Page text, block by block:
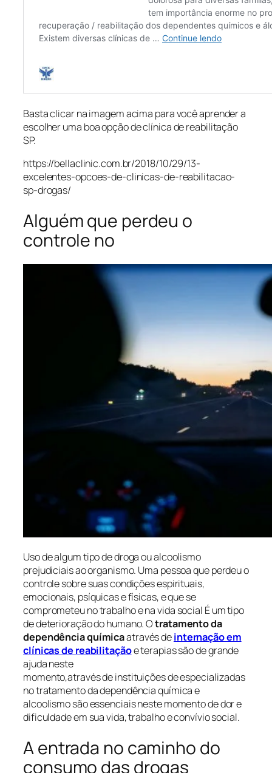
Basta clicar na imagem acima para você aprender a
escolher uma boa opção de clínica de reabilitação
SP.
https://bellaclinic.com.br/2018/10/29/13-
excelentes-opcoes-de-clinicas-de-reabilitacao-
sp-drogas/
Alguém que perdeu o
controle no
Uso de algum tipo de droga ou alcoolismo
prejudiciais ao organismo. Uma pessoa que perdeu o
controle sobre suas condições espirituais,
emocionais, psíquicas e físicas, e que se
comprometeu no trabalho e na vida social É um tipo
de deterioração do humano. Otratamento da
dependência químicaatravés deinternação em
clínicas de reabilitaçãoe terapias são de grande
ajuda neste
momento,através de instituições de especializadas
no tratamento da dependência química e
alcoolismo são essenciais neste momento de dor e
dificuldade em sua vida, trabalho e convívio social.
A entrada no caminho do
consumo das drogas